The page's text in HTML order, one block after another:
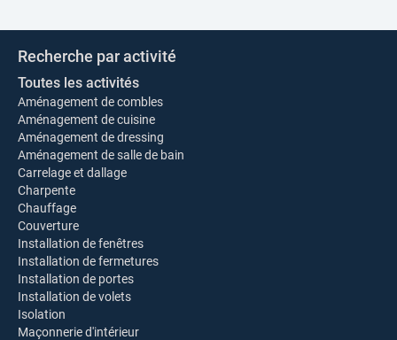
Recherche par activité
Toutes les activités
Aménagement de combles
Aménagement de cuisine
Aménagement de dressing
Aménagement de salle de bain
Carrelage et dallage
Charpente
Chauffage
Couverture
Installation de fenêtres
Installation de fermetures
Installation de portes
Installation de volets
Isolation
Maçonnerie d'intérieur